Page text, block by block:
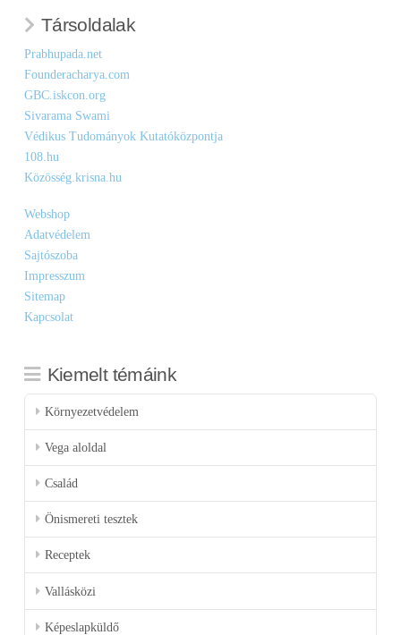
Társoldalak
Prabhupada.net
Founderacharya.com
GBC.iskcon.org
Sivarama Swami
Védikus Tudományok Kutatóközpontja
108.hu
Közösség.krisna.hu
Webshop
Adatvédelem
Sajtószoba
Impresszum
Sitemap
Kapcsolat
Kiemelt témáink
Környezetvédelem
Vega aloldal
Család
Önismereti tesztek
Receptek
Vallásközi
Képeslapküldő